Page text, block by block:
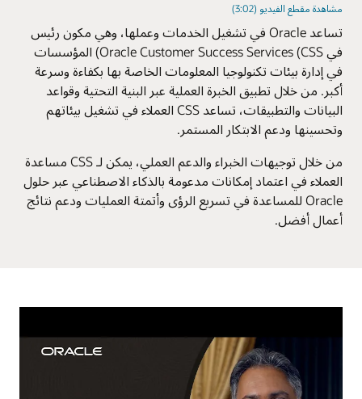
مشاهدة مقطع الفيديو (3:02)
تساعد Oracle في تشغيل الخدمات وعملها، وهي مكون رئيس
في Oracle Customer Success Services (CSS) المؤسسات
في إدارة بيئات تكنولوجيا المعلومات الخاصة بها بكفاءة وسرعة
أكبر. من خلال تطبيق الخبرة العملية عبر البنية التحتية وقواعد
البيانات والتطبيقات، تساعد CSS العملاء في تشغيل بيئاتهم
وتحسينها ودعم الابتكار المستمر.
من خلال توجيهات الخبراء والدعم العملي، يمكن لـ CSS مساعدة
العملاء في اعتماد إمكانات مدعومة بالذكاء الاصطناعي عبر حلول
Oracle للمساعدة في تسريع الرؤى وأتمتة العمليات ودعم نتائج
أعمال أفضل.